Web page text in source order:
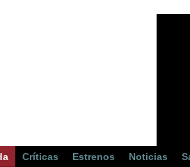
Críticas Estrenos Noticias